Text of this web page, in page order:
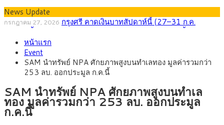
News Update
กรกฎาคม 27, 2026 กรุงศรี คาดเงินบาทสัปดาห์นี้ (27–31 ก.ค.
หน้ารถไฟฟ้าสงขลา โมโนเรล 12.54 กม. เชื่อมเมืองหาดใหญ่
สิงหาคม 4, 2026
หัวเพียง 2,618 บาท เสนอทบทวนจัดสรรงบให้สอดคล้องภาระงาน
จริง
สิงหาคม 3, 2026
33.00-33.60 ติดตามข้อมูลจ้างงานสหรัฐฯ
สิงหาคม 1, 2026 “เอกนิติ” เปิดเครื่องยนต์เศรษฐกิจใหม่ของไทย เดิน
หน้า 5 ยุทธศาสตร์ รื้อโครงสร้างเศรษฐกิจ ดันไทยโตเต็มศักยภาพ
กรกฎาคม 27, 2026 ภัยเงียบใกล้ตัวเด็ก LSD “แสตมป์เมา” ยาเสพติด
ลายการ์ตูน กรมศุลกากร เตือนผู้ปกครองเฝ้าระวัง หลังยึดล็อตใหญ่
จากเยอรมนี
หน้าแรก
Event
SAM นำทรัพย์ NPA ศักยภาพสูงบนทำเลทอง มูลค่ารวมกว่า
253 ลบ. ออกประมูล ก.ค.นี้
SAM นำทรัพย์ NPA ศักยภาพสูงบนทำเล
ทอง มูลค่ารวมกว่า 253 ลบ. ออกประมูล
ก.ค.นี้